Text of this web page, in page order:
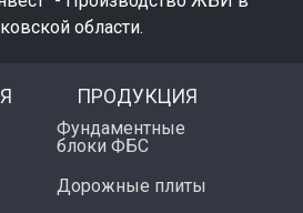
области.
ПРОДУКЦИЯ
Фундаментные
блоки ФБС
Дорожные плиты